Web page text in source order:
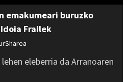
emakumeari buruzko
Frailek
eleberria da Arranoaren